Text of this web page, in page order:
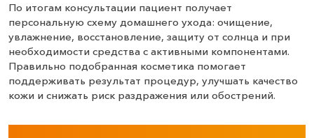
По итогам консультации пациент получает
персональную схему домашнего ухода: очищение,
увлажнение, восстановление, защиту от солнца и при
необходимости средства с активными компонентами.
Правильно подобранная косметика помогает
поддерживать результат процедур, улучшать качество
кожи и снижать риск раздражения или обострений.